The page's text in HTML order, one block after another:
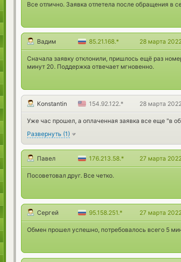
Все отлично. Заявка отлетела после обращения в
Вадим 85.21.168.* 28 марта
Сначала заявку отклонили, пришлось ещё раз
минут 20. Поддержка отвечает мгновенно.
Konstantin 154.92.122.* 28 марта
Уже час прошел, а оплаченная заявка все еще "в
Развернуть (1)
Павел 176.213.58.* 27 марта
Посоветовал друг. Все четко.
Сергей 95.158.251.* 27 марта
Обмен прошел успешно, потребовалось всего 5